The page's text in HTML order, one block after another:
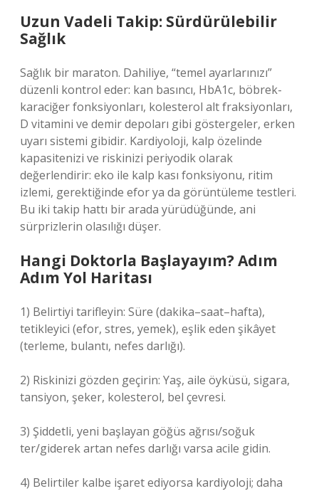
Uzun Vadeli Takip: Sürdürülebilir
Sağlık
Sağlık bir maraton. Dahiliye, “temel ayarlarınızı”
düzenli kontrol eder: kan basıncı, HbA1c, böbrek-
karaciğer fonksiyonları, kolesterol alt fraksiyonları,
D vitamini ve demir depoları gibi göstergeler, erken
uyarı sistemi gibidir. Kardiyoloji, kalp özelinde
kapasitenizi ve riskinizi periyodik olarak
değerlendirir: eko ile kalp kası fonksiyonu, ritim
izlemi, gerektiğinde efor ya da görüntüleme testleri.
Bu iki takip hattı bir arada yürüdüğünde, ani
sürprizlerin olasılığı düşer.
Hangi Doktorla Başlayayım? Adım
Adım Yol Haritası
1) Belirtiyi tarifleyin: Süre (dakika–saat–hafta),
tetikleyici (efor, stres, yemek), eşlik eden şikâyet
(terleme, bulantı, nefes darlığı).
2) Riskinizi gözden geçirin: Yaş, aile öyküsü, sigara,
tansiyon, şeker, kolesterol, bel çevresi.
3) Şiddetli, yeni başlayan göğüs ağrısı/soğuk
ter/giderek artan nefes darlığı varsa acile gidin.
4) Belirtiler kalbe işaret ediyorsa kardiyoloji; daha